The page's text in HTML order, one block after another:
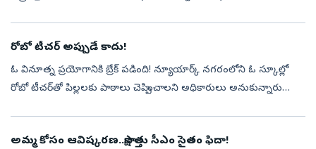
రోబో టీచర్‌ అప్పుడే కాదు!
ఓ వినూత్న ప్రయోగానికి బ్రేక్‌ పడింది! న్యూయార్క్‌ నగరంలోని ఓ స్కూల్లో
రోబో టీచర్‌తో పిల్లలకు పాఠాలు చెప్పించాలని అధికారులు అనుకున్నారు
అమ్మ కోసం ఆవిష్కరణ..సాక్షాత్తు సీఎం సైతం ఫిదా!